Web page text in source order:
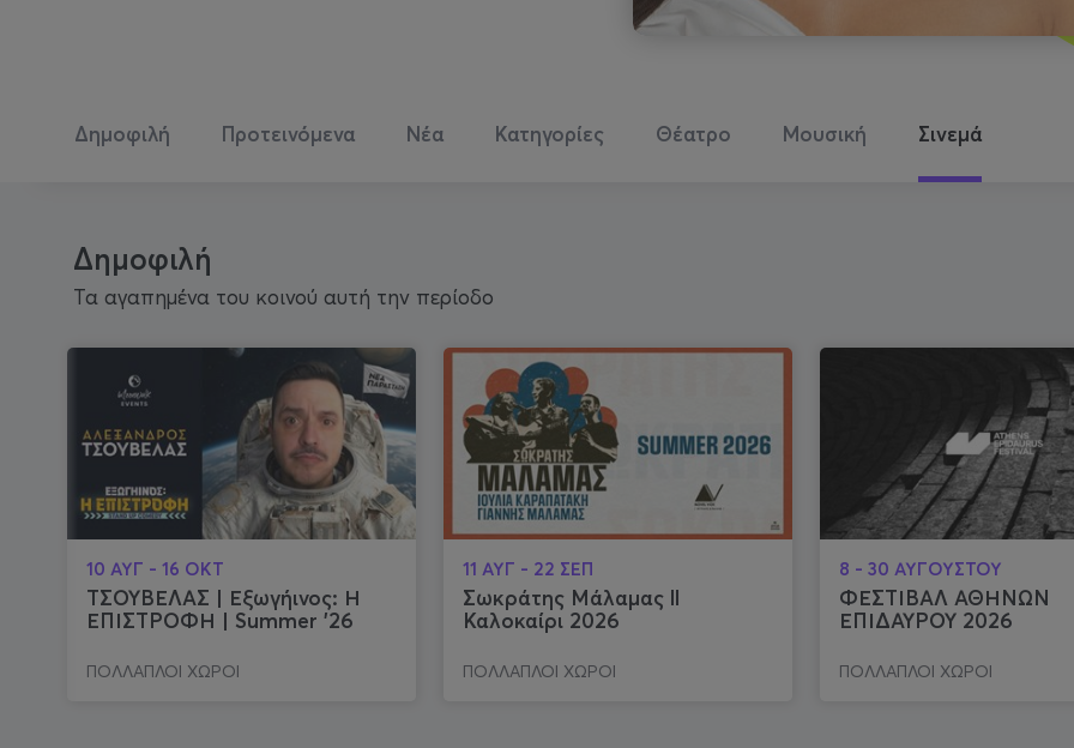
Δημοφιλή Προτεινόμενα Νέα Κατηγορίες Θέατρο Μουσική Σινεμά
Δημοφιλή
Τα αγαπημένα του κοινού αυτή την περίοδο
10 ΑΥΓ - 16 ΟΚΤ
ΤΣΟΥΒΕΛΑΣ | Εξωγήινος: Η
ΕΠΙΣΤΡΟΦΗ | Summer '26
ΠΟΛΛΑΠΛΟΙ ΧΩΡΟΙ
11 ΑΥΓ - 22 ΣΕΠ
Σωκράτης Μάλαμας ll
Καλοκαίρι 2026
ΠΟΛΛΑΠΛΟΙ ΧΩΡΟΙ
8 - 30 ΑΥΓΟΥΣΤΟΥ
ΦΕΣΤΙΒΑΛ ΑΘΗΝΩΝ
ΕΠΙΔΑΥΡΟΥ 2026
ΠΟΛΛΑΠΛΟΙ ΧΩΡΟΙ